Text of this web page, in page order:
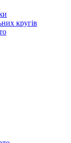
кругів